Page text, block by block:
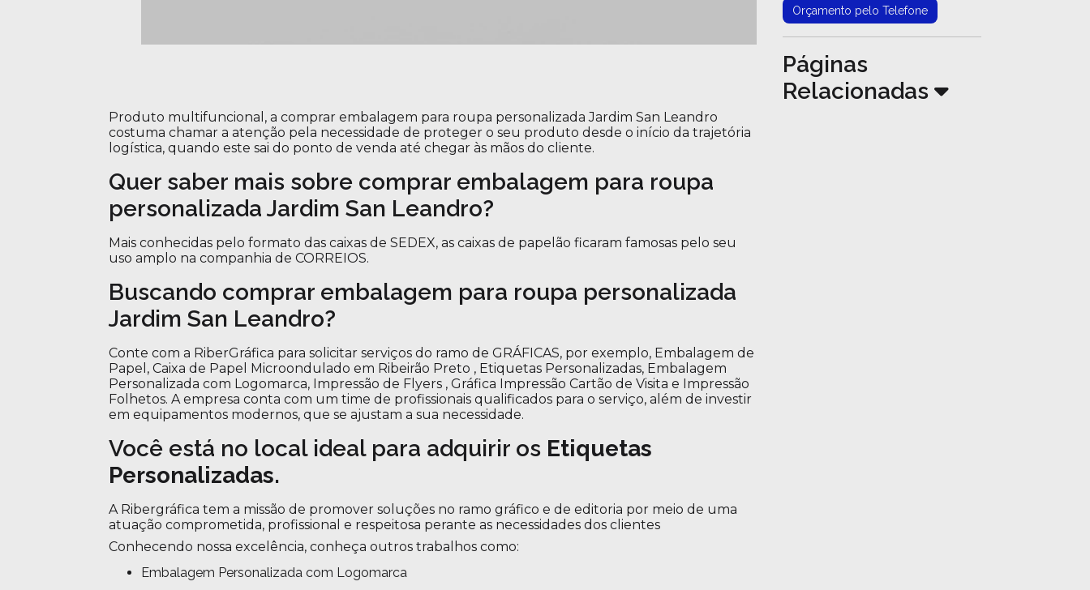
Produto multifuncional, a comprar embalagem para roupa personalizada Jardim San Leandro
costuma chamar a atenção pela necessidade de proteger o seu produto desde o início da trajetória
logística, quando este sai do ponto de venda até chegar às mãos do cliente.
Quer saber mais sobre comprar embalagem para roupa
personalizada Jardim San Leandro?
Mais conhecidas pelo formato das caixas de SEDEX, as caixas de papelão ficaram famosas pelo seu
uso amplo na companhia de CORREIOS.
Buscando comprar embalagem para roupa personalizada
Jardim San Leandro?
Conte com a RiberGráfica para solicitar serviços do ramo de GRÁFICAS, por exemplo, Embalagem de
Papel, Caixa de Papel Microondulado em Ribeirão Preto , Etiquetas Personalizadas, Embalagem
Personalizada com Logomarca, Impressão de Flyers , Gráfica Impressão Cartão de Visita e Impressão
Folhetos. A empresa conta com um time de profissionais qualificados para o serviço, além de investir
em equipamentos modernos, que se ajustam a sua necessidade.
Você está no local ideal para adquirir os Etiquetas
Personalizadas.
A Ribergráfica tem a missão de promover soluções no ramo gráfico e de editoria por meio de uma
atuação comprometida, profissional e respeitosa perante as necessidades dos clientes
Conhecendo nossa excelência, conheça outros trabalhos como:
Embalagem Personalizada com Logomarca
Orçamento pelo Telefone
Páginas
Relacionadas